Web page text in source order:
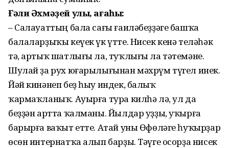
Ғәли Әхмәҙей улы, ағаһы:
– Салауаттың бала сағы ғаиләбеҙҙәге башҡа
балаларҙыҡы кеүек үк үтте. Нисек кенә теләһәк
тә, артыҡ шатлығы ла, туҡлығы ла тәтемәне.
Шулай ҙа рух юғарылығынан мәхрүм түгел инек.
Йәй кинәнеп беҙ һыу индек, балыҡ
ҡармаҡланыҡ. Ауырға тура килһә лә, ул да
беҙҙән артта ҡалманы. Йылдар уҙҙы, уҡырға
барырға ваҡыт етте. Атай уны Өфөләге һуҡырҙар
өсөн интернатҡа алып барҙы. Тәүге осорҙа нисек